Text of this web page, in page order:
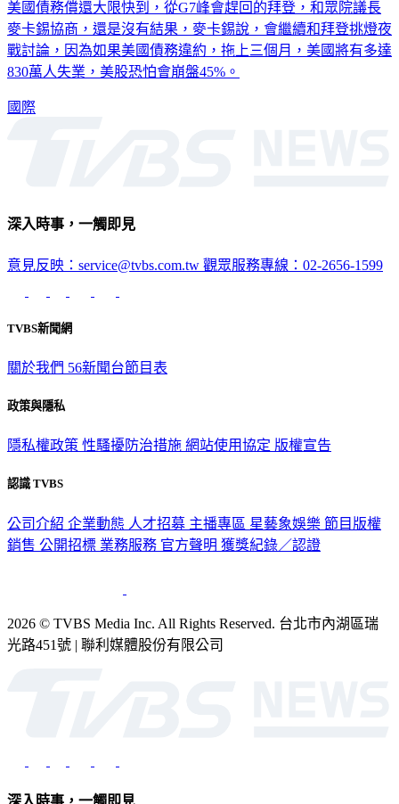
美國債務償還大限快到，從G7峰會趕回的拜登，和眾院議長
麥卡錫協商，還是沒有結果，麥卡錫說，會繼續和拜登挑燈夜
戰討論，因為如果美國債務違約，拖上三個月，美國將有多達
830萬人失業，美股恐怕會崩盤45%。
國際
深入時事，一觸即見
意見反映：service@tvbs.com.tw 觀眾服務專線：02-2656-1599
TVBS新聞網
關於我們 56新聞台節目表
政策與隱私
隱私權政策 性騷擾防治措施 網站使用協定 版權宣告
認識 TVBS
公司介紹 企業動態 人才招募 主播專區 星藝象娛樂 節目版權
銷售 公開招標 業務服務 官方聲明 獲獎紀錄／認證
2026 © TVBS Media Inc. All Rights Reserved. 台北市內湖區瑞
光路451號 | 聯利媒體股份有限公司
深入時事，一觸即見